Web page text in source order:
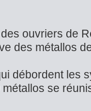
ouvriers de
des mé­tallos
débordent les
se